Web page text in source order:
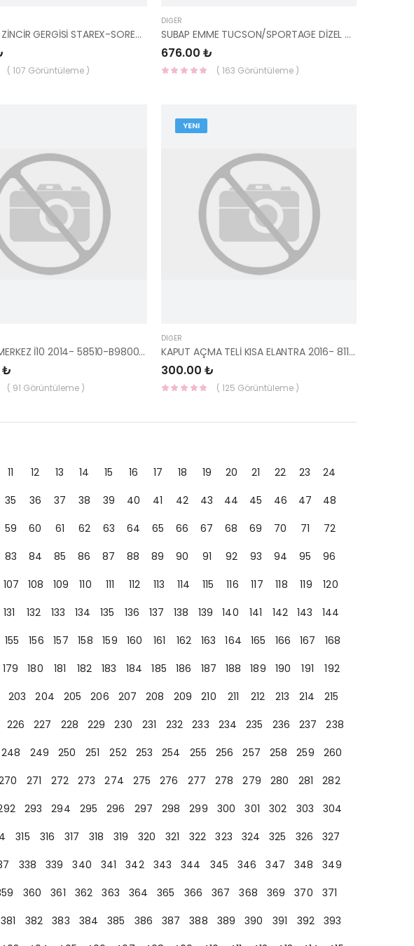
EKSANTRİK ZİNCİR GERGİSİ STAREX-SORENTO 23367-4A100-HMC
( 107 Görüntüleme )
DIĞER
SUBAP EMME TUCSON/SPORTAGE DİZEL 2015- 22211-2U000-MOBIS
676.00 ₺
( 163 Görüntüleme )
FREN ANA MERKEZ İ10 2014- 58510-B9800-MANDO
₺
( 91 Görüntüleme )
YENI
DIĞER
KAPUT AÇMA TELİ KISA ELANTRA 2016- 81190-F2100-YS
300.00 ₺
( 125 Görüntüleme )
11 12 13 14 15 16 17 18 19 20 21 22 23
24
35 36 37 38 39 40 41 42 43 44 45 46 47
48
59 60 61 62 63 64 65 66 67 68 69 70 71
72
83 84 85 86 87 88 89 90 91 92 93 94 95
96
107 108 109 110 111 112 113 114 115 116 117 118 119
120
131 132 133 134 135 136 137 138 139 140 141 142 143
144
155 156 157 158 159 160 161 162 163 164 165 166 167
168
179 180 181 182 183 184 185 186 187 188 189 190 191
192
203 204 205 206 207 208 209 210 211 212 213 214
215
226 227 228 229 230 231 232 233 234 235 236 237
238
248 249 250 251 252 253 254 255 256 257 258 259
260
271 272 273 274 275 276 277 278 279 280 281
282
293 294 295 296 297 298 299 300 301 302 303
304
315 316 317 318 319 320 321 322 323 324 325 326
327
338 339 340 341 342 343 344 345 346 347 348
349
360 361 362 363 364 365 366 367 368 369 370
371
381 382 383 384 385 386 387 388 389 390 391 392
393